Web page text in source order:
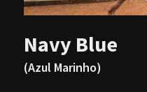
Navy Blue
(Azul Marinho)